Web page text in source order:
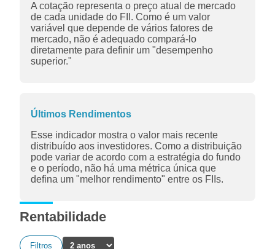
A cotação representa o preço atual de mercado
de cada unidade do FII. Como é um valor
variável que depende de vários fatores de
mercado, não é adequado compará-lo
diretamente para definir um "desempenho
superior."
Últimos Rendimentos
Esse indicador mostra o valor mais recente
distribuído aos investidores. Como a distribuição
pode variar de acordo com a estratégia do fundo
e o período, não há uma métrica única que
defina um "melhor rendimento" entre os FIIs.
Rentabilidade
Filtros